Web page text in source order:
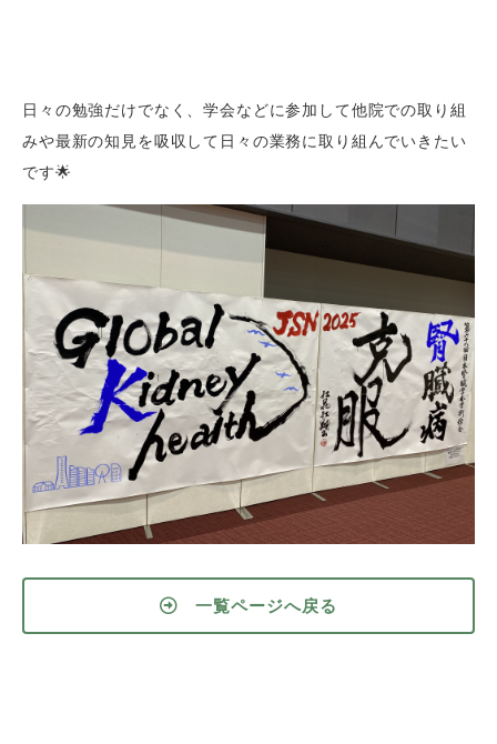
日々の勉強だけでなく、学会などに参加して他院での取り組
みや最新の知見を吸収して日々の業務に取り組んでいきたい
です🌟
一覧ページへ戻る